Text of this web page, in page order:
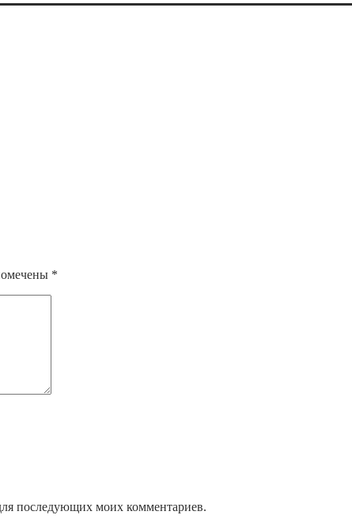
*
последующих моих комментариев.